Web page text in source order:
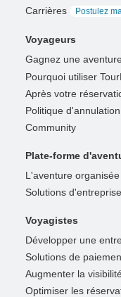
Carrières
Postulez
Voyageurs
Gagnez une
Pourquoi utiliser
Après votre
Politique d'annulation
Community
Plate-forme
L'aventure
Solutions
Voyagistes
Développer une
Solutions de
Augmenter la
Optimiser les